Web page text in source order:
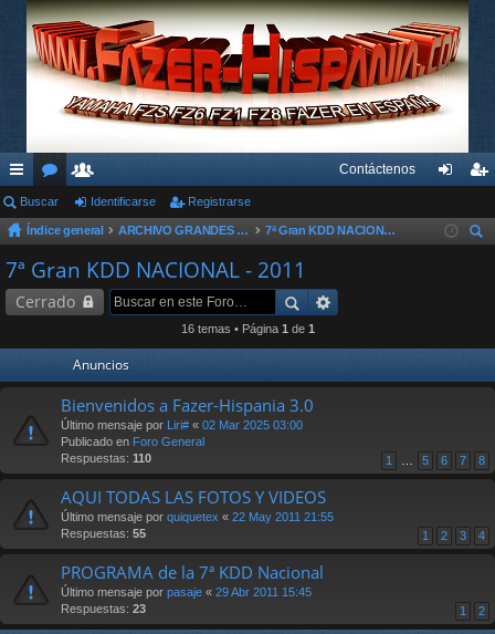
nl
ac
es
rá
or
os
su
ari
os
Contáctenos
nti ist
Buscar Identificarse Registrarse
Índice general ARCHIVO GRANDES KDD´s Y OTROS EVENTOS
7ª Gran KDD NACIONAL - 2011
7ª Gran KDD NACIONAL - 2011
Cerrado
16 temas • Página 1 de 1
Anuncios
Bienvenidos a Fazer-Hispania 3.0
Último mensaje por Liri# « 02 Mar 2025 03:00
Publicado en Foro General
Respuestas: 110 1 5 6 7 8
AQUI TODAS LAS FOTOS Y VIDEOS
Último mensaje por quiquetex « 22 May 2011 21:55
Respuestas: 55 1 2 3 4
PROGRAMA de la 7ª KDD Nacional
Último mensaje por pasaje « 29 Abr 2011 15:45
Respuestas: 23 1 2